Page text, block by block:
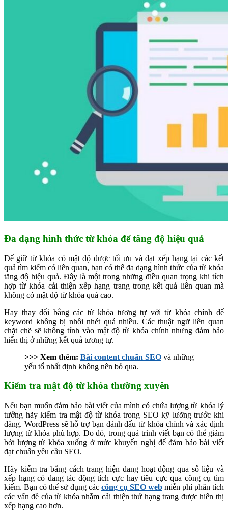
Đa dạng hình thức từ khóa để tăng độ hiệu quả
Để giữ từ khóa có mật độ được tối ưu và đạt xếp hạng tại các kết
quả tìm kiếm có liên quan, bạn có thể đa dạng hình thức của từ khóa
tăng độ hiệu quả. Đây là một trong những điều quan trọng khi tích
hợp từ khóa cải thiện xếp hạng trang trong kết quả liên quan mà
không có mật độ từ khóa quá cao.
Hay thay đổi bằng các từ khóa tương tự với từ khóa chính để
keyword không bị nhồi nhét quá nhiều. Các thuật ngữ liên quan
chặt chẽ sẽ không tính vào mật độ từ khóa chính nhưng đảm bảo
hiển thị ở những kết quả tương tự.
>>> Xem thêm: Bài content chuẩn SEO và những
yếu tố nhất định không nên bỏ qua.
Kiểm tra mật độ từ khóa thường xuyên
Nếu bạn muốn đảm bảo bài viết của mình có chứa lượng từ khóa lý
tưởng hãy kiểm tra mật độ từ khóa trong SEO kỹ lưỡng trước khi
đăng. WordPress sẽ hỗ trợ bạn đánh dấu từ khóa chính và xác định
lượng từ khóa phù hợp. Do đó, trong quá trình viết bạn có thể giảm
bớt lượng từ khóa xuống ở mức khuyến nghị để đảm bảo bài viết
đạt chuẩn yêu cầu SEO.
Hãy kiểm tra bằng cách trang hiện đang hoạt động qua số liệu và
xếp hạng có đang tác động tích cực hay tiêu cực qua công cụ tìm
kiếm. Bạn có thể sử dụng các công cụ SEO web miễn phí phân tích
các vấn đề của từ khóa nhằm cải thiện thứ hạng trang được hiển thị
xếp hạng cao hơn.